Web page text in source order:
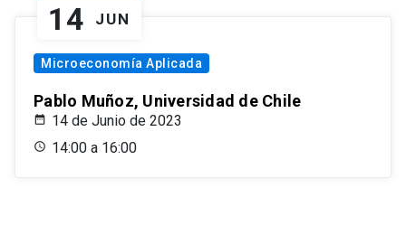
14 JUN
Microeconomía Aplicada
Pablo Muñoz, Universidad de Chile
14 de Junio de 2023
14:00 a 16:00